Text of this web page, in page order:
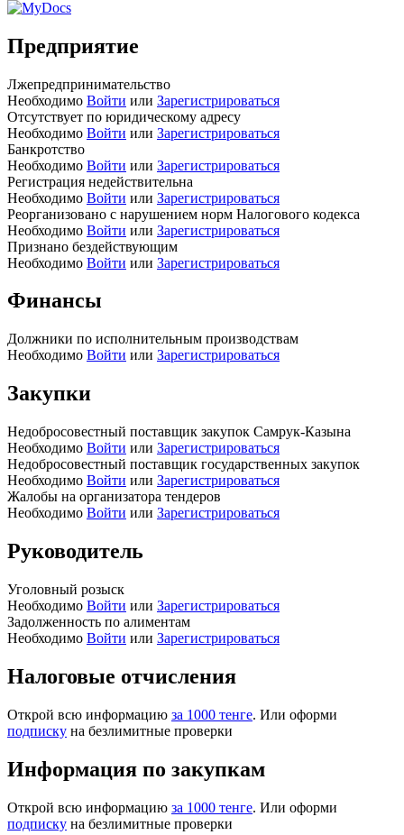
Предприятие
Лжепредпринимательство
Необходимо Войти или Зарегистрироваться
Отсутствует по юридическому адресу
Необходимо Войти или Зарегистрироваться
Банкротство
Необходимо Войти или Зарегистрироваться
Регистрация недействительна
Необходимо Войти или Зарегистрироваться
Реорганизовано с нарушением норм Налогового кодекса
Необходимо Войти или Зарегистрироваться
Признано бездействующим
Необходимо Войти или Зарегистрироваться
Финансы
Должники по исполнительным производствам
Необходимо Войти или Зарегистрироваться
Закупки
Недобросовестный поставщик закупок Самрук-Казына
Необходимо Войти или Зарегистрироваться
Недобросовестный поставщик государственных закупок
Необходимо Войти или Зарегистрироваться
Жалобы на организатора тендеров
Необходимо Войти или Зарегистрироваться
Руководитель
Уголовный розыск
Необходимо Войти или Зарегистрироваться
Задолженность по алиментам
Необходимо Войти или Зарегистрироваться
Налоговые отчисления
Открой всю информацию за 1000 тенге. Или оформи
подписку на безлимитные проверки
Информация по закупкам
Открой всю информацию за 1000 тенге. Или оформи
подписку на безлимитные проверки